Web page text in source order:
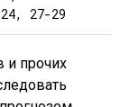
27-29
и прочих